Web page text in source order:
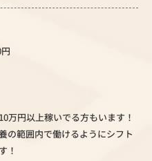
万円以上稼いでる方もいます！
の範囲内で働けるようにシフト
！